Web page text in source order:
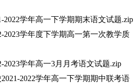
学年高一下学期期末语文试题.zip
学年度下学期高一第一次教学质
学年高一3月月考语文试题.zip
2022学年高一下学期期中联考语